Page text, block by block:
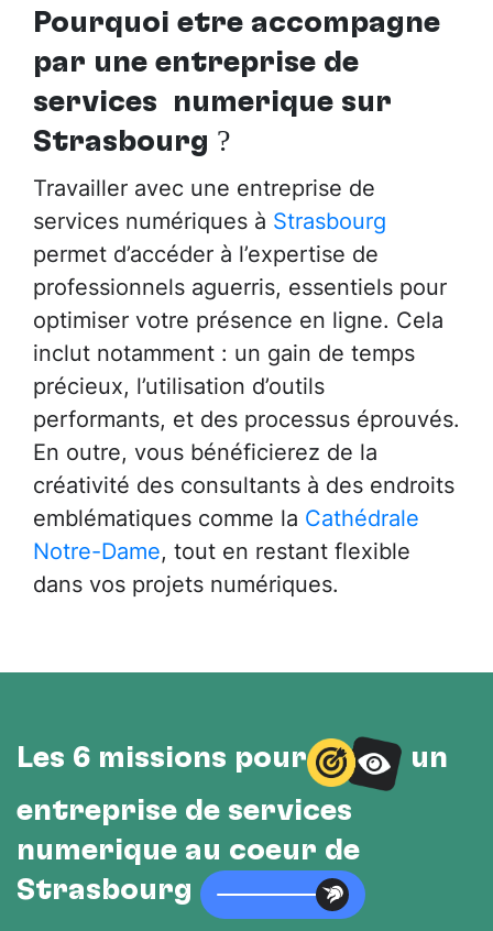
Pourquoi être accompagné
par une entreprise de
services numérique sur
Strasbourg ?
Travailler avec une entreprise de
services numériques à Strasbourg
permet d’accéder à l’expertise de
professionnels aguerris, essentiels pour
optimiser votre présence en ligne. Cela
inclut notamment : un gain de temps
précieux, l’utilisation d’outils
performants, et des processus éprouvés.
En outre, vous bénéficierez de la
créativité des consultants à des endroits
emblématiques comme la Cathédrale
Notre-Dame, tout en restant flexible
dans vos projets numériques.
Les 6 missions pour
un
entreprise de services
numérique au cœur de
Strasbourg